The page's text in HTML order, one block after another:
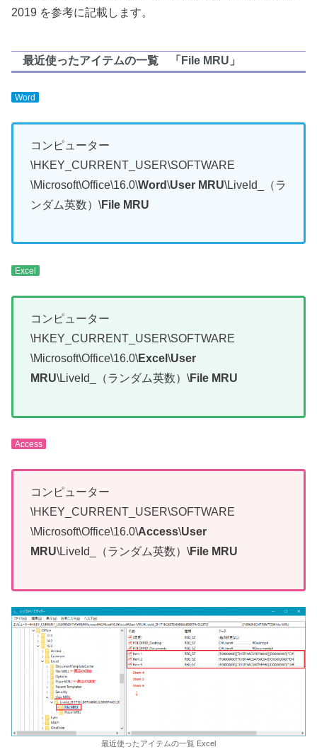
2019 を参考に記載します。
最近使ったアイテムの一覧 「File MRU」
Word
コンピューター
\HKEY_CURRENT_USER\SOFTWARE
\Microsoft\Office\16.0\Word\User MRU\LiveId_（ラ
ンダム英数）\File MRU
Excel
コンピューター
\HKEY_CURRENT_USER\SOFTWARE
\Microsoft\Office\16.0\Excel \User
MRU\LiveId_（ランダム英数）\File MRU
Access
コンピューター
\HKEY_CURRENT_USER\SOFTWARE
\Microsoft\Office\16.0\Access\User
MRU\LiveId_（ランダム英数）\File MRU
最近使ったアイテムの一覧 Excel